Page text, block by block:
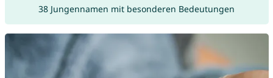
38 Jungennamen mit besonderen Bedeutungen